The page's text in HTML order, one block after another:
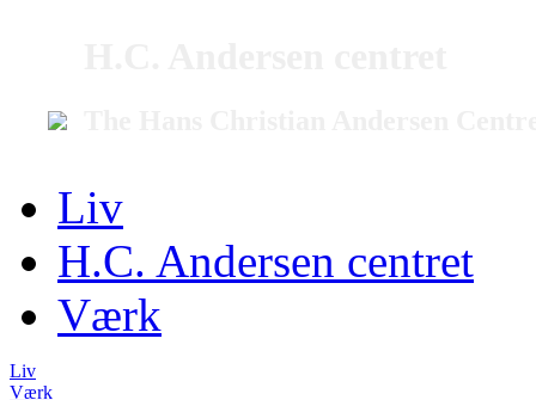
Liv
H.C. Andersen centret
Værk
Liv
Værk